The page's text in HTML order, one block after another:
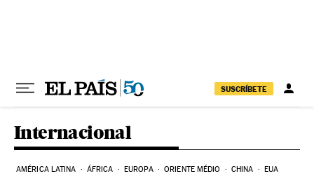
SUSCRÍBETE
Internacional
AMÉRICA LATINA ÁFRICA EUROPA ORIENTE MÉDIO CHINA EUA